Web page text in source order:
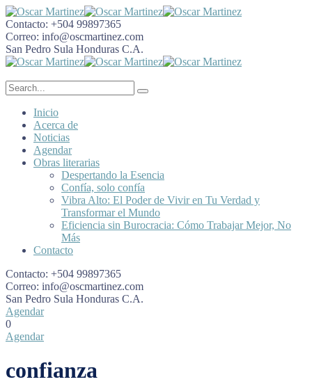
Contacto: +504 99897365
Correo: info@oscmartinez.com
San Pedro Sula Honduras C.A.
Inicio
Acerca de
Noticias
Agendar
Obras literarias
Despertando la Esencia
Confía, solo confía
Vibra Alto: El Poder de Vivir en Tu Verdad y
Transformar el Mundo
Eficiencia sin Burocracia: Cómo Trabajar Mejor, No
Más
Contacto
Contacto: +504 99897365
Correo: info@oscmartinez.com
San Pedro Sula Honduras C.A.
Agendar
0
Agendar
confianza